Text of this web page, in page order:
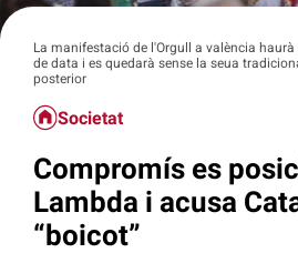
La manifestació de l'Orgull a valència
de data i es quedarà sense la seua
posterior
Societat
Compromís es
Lambda i acusa
“boicot”